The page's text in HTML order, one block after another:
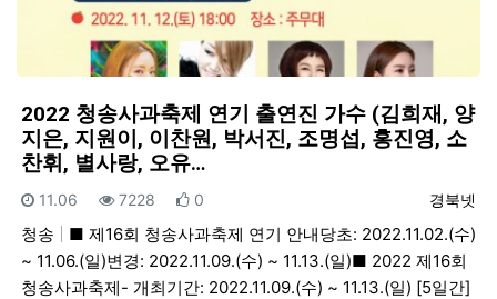
2022 청송사과축제 연기 출연진 가수 (김희재, 양
지은, 지원이, 이찬원, 박서진, 조명섭, 홍진영, 소
찬휘, 별사랑, 오유…
등록자
경북넷
등록일
11.06 조회
7228 추천
0
청송
■ 제16회 청송사과축제 연기 안내당초: 2022.11.02.(수)
~ 11.06.(일)변경: 2022.11.09.(수) ~ 11.13.(일)■ 2022 제16회
청송사과축제- 개최기간: 2022.11.09.(수) ~ 11.13.(일) [5일간]